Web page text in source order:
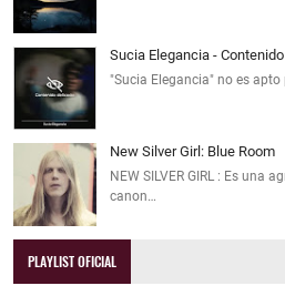
Sucia Elegancia -
"Sucia Elegancia" no es
New Silver Girl: Blue Room
NEW SILVER GIRL : Es una
canon…
PLAYLIST OFICIAL